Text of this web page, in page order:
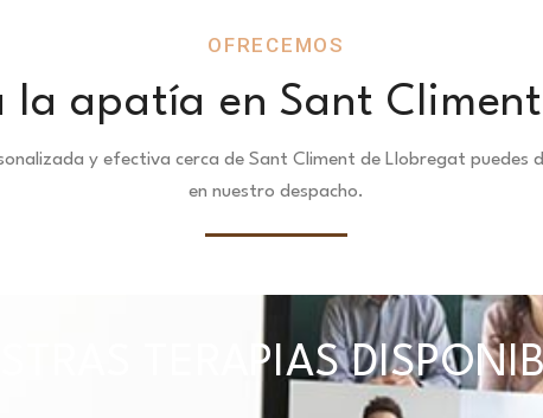
OFRECEMOS
la apatía en Sant
y efectiva cerca de Sant Climent de Llobregat puedes
en nuestro despacho.
TERAPIAS